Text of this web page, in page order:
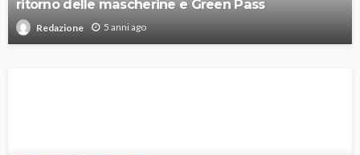
ritorno delle mascherine e Green Pass
Redazione 5 anni ago